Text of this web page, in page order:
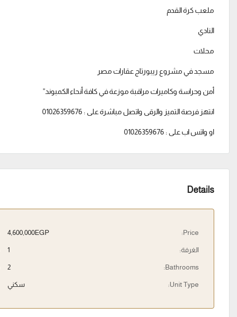
ملعب كرة القدم
النادي
محلات
مسجد في مشروع ريبورتاج عقارات مصر
أمن وحراسة وكاميرات مراقبة موزعة في كافة أنحاء الكمبوند”
انتهز فرصة التميز والرقى واتصل مباشرة على : 01026359676
او واتس اب على : 01026359676
Details
Price:
4,600,000EGP
الغرفة: 1
Bathrooms:
2
Unit Type: سكني